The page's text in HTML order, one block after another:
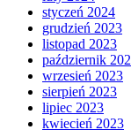
styczeń 2024
grudzień 2023
listopad 2023
październik
wrzesień 2023
sierpień 2023
lipiec 2023
kwiecień 2023